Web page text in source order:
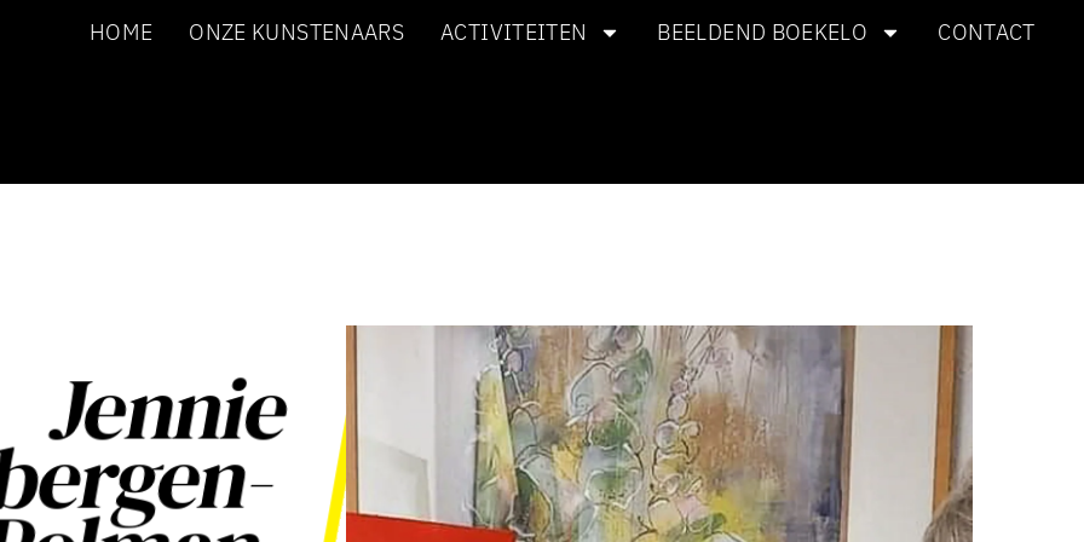
HOME ONZE KUNSTENAARS ACTIVITEITEN BEELDEND BOEKELO CONTACT
Jennie